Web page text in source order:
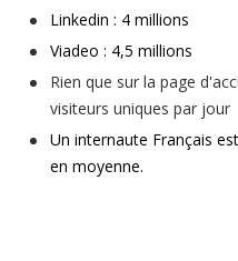
Linkedin : 4 millions
Viadeo : 4,5 millions
Rien que sur la page
visiteurs uniques par jour
Un internaute Français
en moyenne.